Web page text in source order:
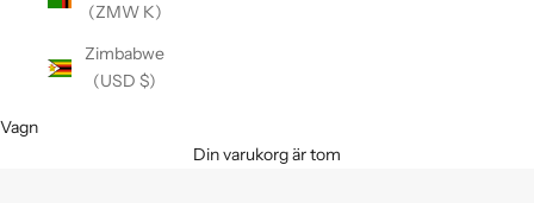
(ZMW K)
Zimbabwe
(USD $)
Vagn
Din varukorg är tom